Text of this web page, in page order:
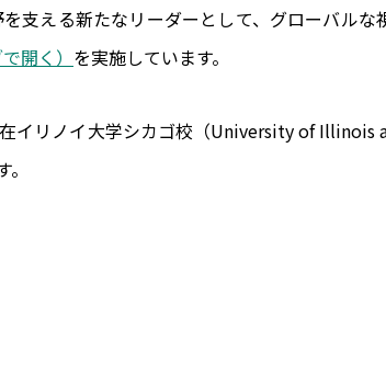
支える新たなリーダーとして、グローバルな
開く） を実施しています。
イリノイ大学シカゴ校（University of Illinois